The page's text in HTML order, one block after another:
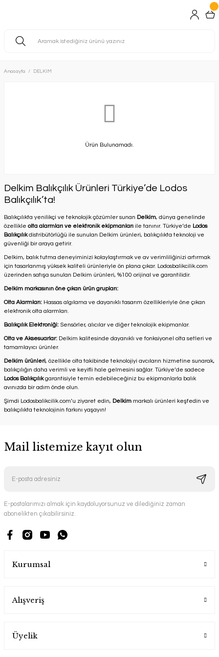
Anasayfa DELKIM
Ürün Bulunamadı.
Delkim Balıkçılık Ürünleri Türkiye’de Lodos
Balıkçılık’ta!
Balıkçılıkta yenilikçi ve teknolojik çözümler sunan Delkim, dünya genelinde
özellikle olta alarmları ve elektronik ekipmanları ile tanınır. Türkiye’de Lodos
Balıkçılıkdistribütörlüğü ile sunulan Delkim ürünleri, balıkçılıkta teknoloji ve
güvenliği bir araya getirir.
Delkim, balık tutma deneyiminizi kolaylaştırmak ve av verimliliğinizi artırmak
için tasarlanmış yüksek kaliteli ürünleriyle ön plana çıkar. Lodosbalikcilik.com
üzerinden satışa sunulan Delkim ürünleri, %100 orijinal ve garantilidir.
Delkim markasının öne çıkan ürün grupları:
Olta Alarmları: Hassas algılama ve dayanıklı tasarım özellikleriyle öne çıkan
elektronik olta alarmları.
Balıkçılık Elektroniği: Sensörler, alıcılar ve diğer teknolojik ekipmanlar.
Olta ve Aksesuarlar: Delkim kalitesinde dayanıklı ve fonksiyonel olta setleri ve
tamamlayıcı ürünler.
Delkim ürünleri, özellikle olta takibinde teknolojiyi avcıların hizmetine sunarak,
balıkçılığın daha verimli ve keyifli hale gelmesini sağlar. Türkiye’de sadece
Lodos Balıkçılıkgarantisiyle temin edebileceğiniz bu ekipmanlarla balık
avınızda bir adım önde olun.
Şimdi Lodosbalikcilik.com’u ziyaret edin, Delkim markalı ürünleri keşfedin ve
balıkçılıkta teknolojinin farkını yaşayın!
Mail listemize kayıt olun
E-postalarımızı almak için kaydoluyorsunuz ve dilediğiniz zaman
abonelikten çıkabilirsiniz.
Kurumsal
Alışveriş
Üyelik